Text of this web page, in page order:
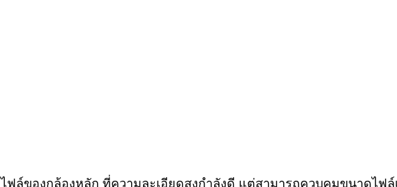
ไฟล์ของกล้องหลัก ที่ความละเอียดสูงกำลังดี แต่สามารถควบคุมขนาดไฟล์เ